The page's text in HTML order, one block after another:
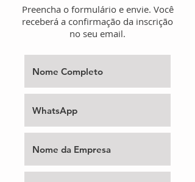
Preencha o formulário e envie. Você
receberá a confirmação da inscrição
no seu email.